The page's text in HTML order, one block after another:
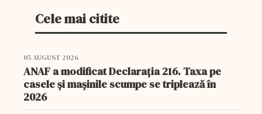
Cele mai citite
05 AUGUST 2026
ANAF a modificat Declarația 216. Taxa pe
casele și mașinile scumpe se triplează în
2026